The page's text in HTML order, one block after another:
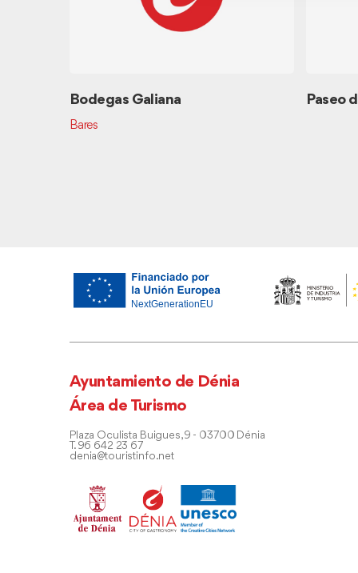
Bodegas Galiana
Bares
Paseo
Ayuntamiento de Dénia
Área de Turismo
Plaza Oculista Buigues, 9 - 03700 Dénia
T. 96 642 23 67
denia@touristinfo.net